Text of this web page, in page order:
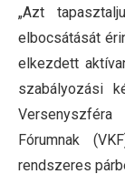
„Azt
elbocsátását
elkezdett
szabályozási
Fórumnak
rendszeres